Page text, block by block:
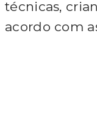
técnicas,
acordo com